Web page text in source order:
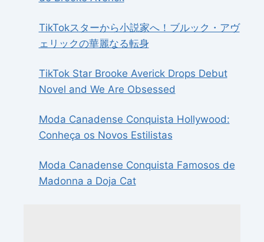
TikTokスターから小説家へ！ブルック・アヴ
ェリックの華麗なる転身
TikTok Star Brooke Averick Drops Debut
Novel and We Are Obsessed
Moda Canadense Conquista Hollywood:
Conheça os Novos Estilistas
Moda Canadense Conquista Famosos de
Madonna a Doja Cat